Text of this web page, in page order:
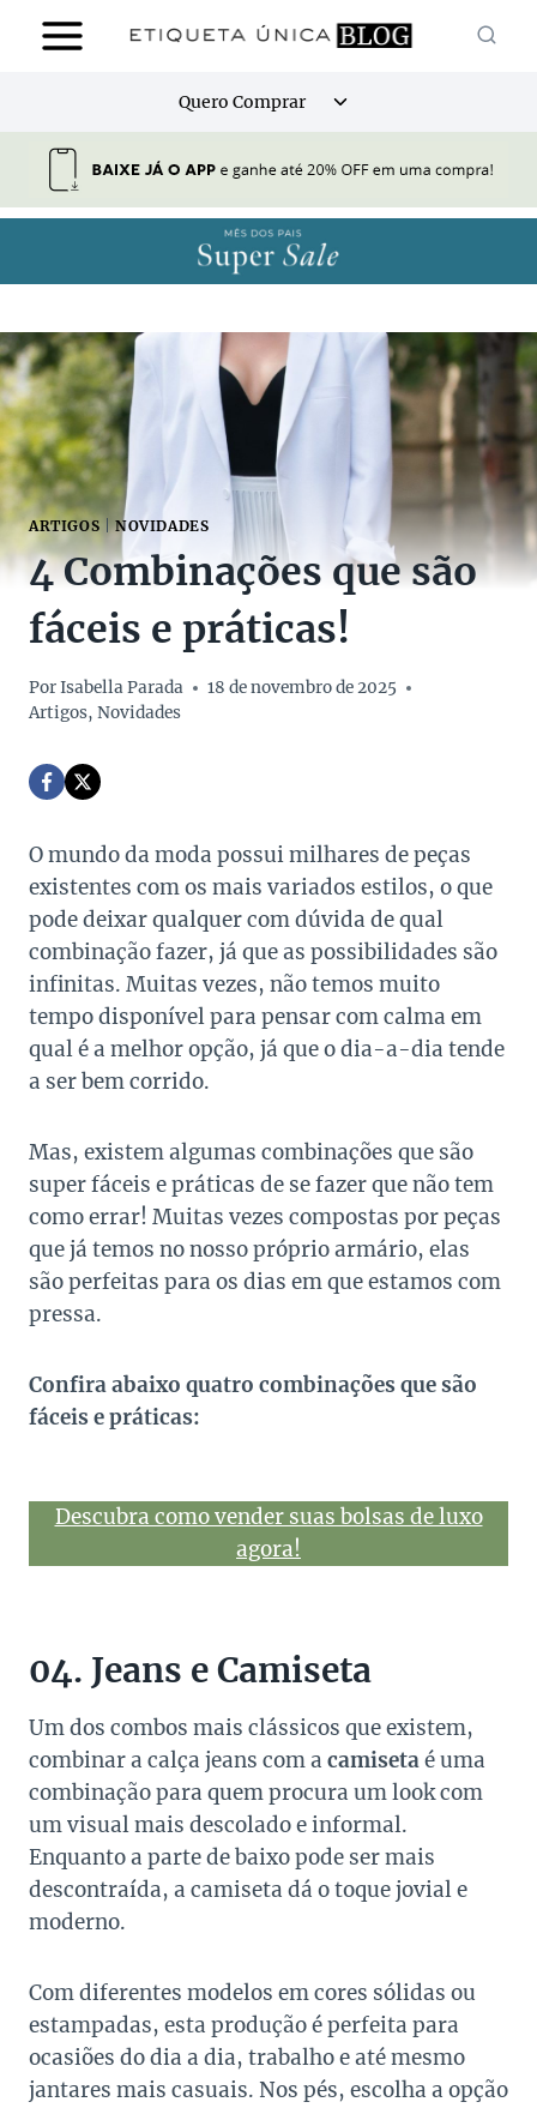
para
Quero Comprar
Alternar
ARTIGOS |NOVIDADES
4 Combinações que são
fáceis e práticas!
PorIsabella Parada
18 de novembro de 2025
Artigos, Novidades
O mundo da moda possui milhares de peças
existentes com os mais variados estilos, o que
pode deixar qualquer com dúvida de qual
combinação fazer, já que as possibilidades são
infinitas. Muitas vezes, não temos muito
tempo disponível para pensar com calma em
qual é a melhor opção, já que o dia-a-dia tende
a ser bem corrido.
Mas, existem algumas combinações que são
super fáceis e práticas de se fazer que não tem
como errar! Muitas vezes compostas por peças
que já temos no nosso próprio armário, elas
são perfeitas para os dias em que estamos com
pressa.
Confira abaixo quatro combinações que são
fáceis e práticas:
Descubra como vender suas bolsas de luxo
agora!
04. Jeans e Camiseta
Um dos combos mais clássicos que existem,
combinar a calça jeans com a camisetaé uma
combinação para quem procura um look com
um visual mais descolado e informal.
Enquanto a parte de baixo pode ser mais
descontraída, a camiseta dá o toque jovial e
moderno.
Com diferentes modelos em cores sólidas ou
estampadas, esta produção é perfeita para
ocasiões do dia a dia, trabalho e até mesmo
jantares mais casuais. Nos pés, escolha a opção